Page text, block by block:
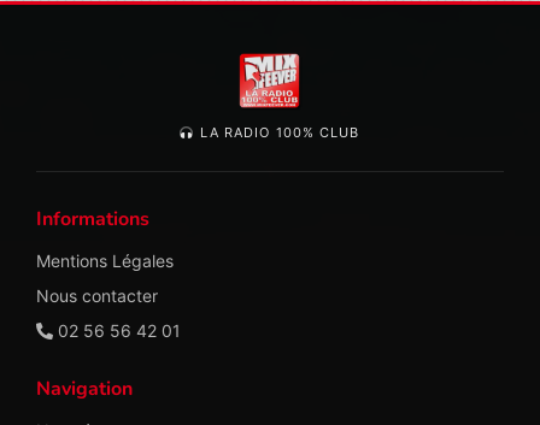
LA RADIO 100% CLUB
Informations
Mentions Légales
Nous contacter
02 56 56 42 01
Navigation